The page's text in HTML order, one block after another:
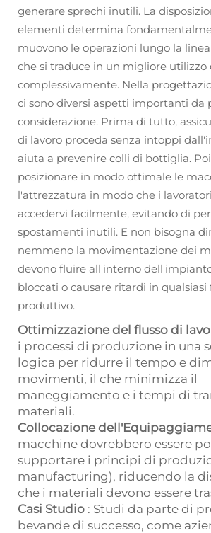
generare sprechi inutili. La
elementi determina
muovono le operazioni lungo la
che si traduce in un migliore utilizzo
complessivamente. Nella
ci sono diversi aspetti importanti da
considerazione. Prima di tutto,
di lavoro proceda senza intoppi
aiuta a prevenire colli di bottiglia.
posizionare in modo ottimale le
l'attrezzatura in modo che i
accedervi facilmente, evitando di
spostamenti inutili. E non bisogna
nemmeno la movimentazione dei
devono fluire all'interno
bloccati o causare ritardi in qualsiasi
produttivo.
Ottimizzazione del flusso di
i processi di produzione in una
logica per ridurre il tempo e
movimenti, il che minimizza il
maneggiamento e i tempi di
materiali.
Collocazione
macchine dovrebbero essere
supportare i principi di
manufacturing), riducendo la
che i materiali devono essere
Casi Studio : Studi da parte di
bevande di successo, come